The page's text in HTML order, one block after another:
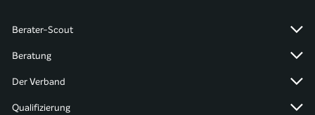
Berater-Scout
Beratung
Der Verband
Qualifizierung